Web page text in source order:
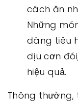
cách ăn
Những
dàng tiêu
dịu cơn
hiệu quả.
Thông thường,